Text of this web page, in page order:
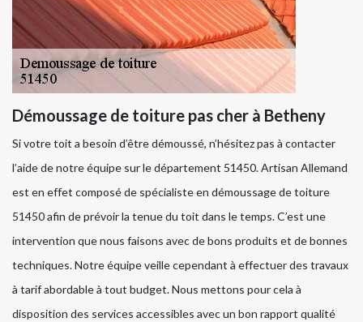
Démoussage de toiture pas cher à Betheny
Si votre toit a besoin d’être démoussé, n’hésitez pas à contacter
l’aide de notre équipe sur le département 51450. Artisan Allemand
est en effet composé de spécialiste en démoussage de toiture
51450 afin de prévoir la tenue du toit dans le temps. C’est une
intervention que nous faisons avec de bons produits et de bonnes
techniques. Notre équipe veille cependant à effectuer des travaux
à tarif abordable à tout budget. Nous mettons pour cela à
disposition des services accessibles avec un bon rapport qualité